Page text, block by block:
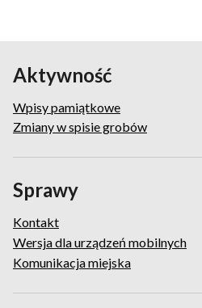
Aktywność
Wpisy pamiątkowe
Zmiany w spisie grobów
Sprawy
Kontakt
Wersja dla urządzeń mobilnych
Komunikacja miejska